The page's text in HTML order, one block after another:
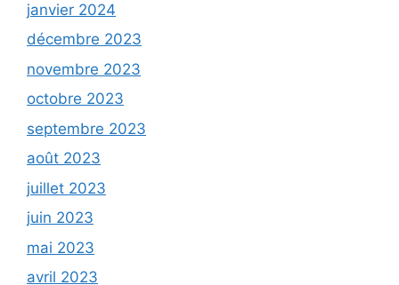
janvier 2024
décembre 2023
novembre 2023
octobre 2023
septembre 2023
août 2023
juillet 2023
juin 2023
mai 2023
avril 2023